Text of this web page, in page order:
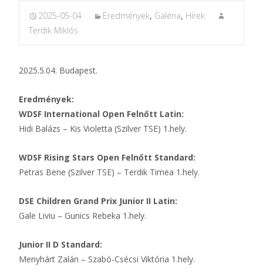
2025-05-04 Eredmények, Galéria, Hírek
Terdik Miklós
2025.5.04. Budapest.
Eredmények:
WDSF International Open Felnőtt Latin:
Hidi Balázs – Kis Violetta (Szilver TSE) 1.hely.
WDSF Rising Stars Open Felnőtt Standard:
Petras Bene (Szilver TSE) – Terdik Timea 1.hely.
DSE Children Grand Prix Junior II Latin:
Gale Liviu – Gunics Rebeka 1.hely.
Junior II D Standard:
Menyhárt Zalán – Szabó-Csécsi Viktória 1.hely.